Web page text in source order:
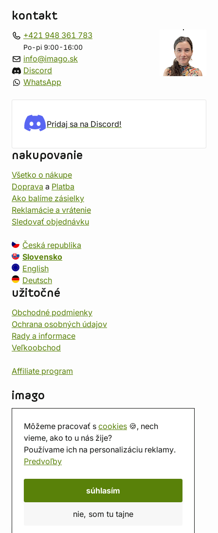
Môžeme pracovať s cookies 🍪, nech
vieme, ako to u nás žije?
Používame ich na personalizáciu reklamy.
Predvoľby
súhlasím
nie, som tu tajne
kontakt
+421 948 361 783
Po-pi 9:00-16:00
info@imago.sk
Discord
WhatsApp
Pridaj sa na Discord!
nakupovanie
Všetko o nákupe
Doprava a Platba
Ako balíme zásielky
Reklamácie a vrátenie
Sledovať objednávku
Česká republika
Slovensko
English
Deutsch
užitočné
Obchodné podmienky
Ochrana osobných údajov
Rady a informace
Veľkoobchod
Affiliate program
imago
Predajňa
Herňa
O nás
Hodnotenie obchodu